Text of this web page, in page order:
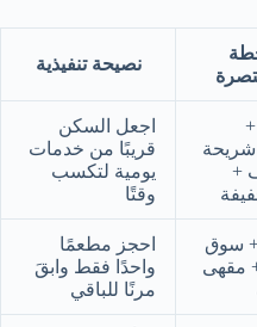
نصيحة تنفيذية
شريحة
+
اجعل السكن
قريبًا من خدمات
يومية لتكسب
وقتًا
+ سوق
مقهى
احجز مطعمًا
واحدًا فقط وابقَ
مرنًا للباقي